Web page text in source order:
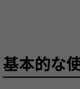
基本的な